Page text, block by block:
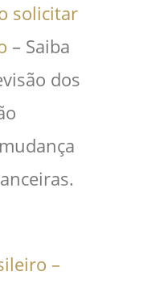
solicitar
– Saiba
dos
–